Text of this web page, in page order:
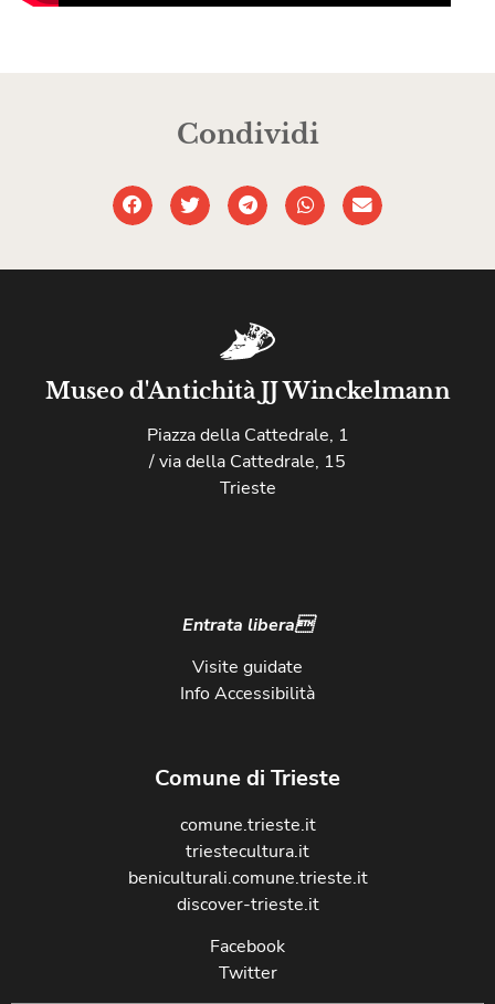
Condividi
Museo d'Antichità JJ Winckelmann
Piazza della Cattedrale, 1
/ via della Cattedrale, 15
Trieste
Entrata libera
Visite guidate
Info Accessibilità
Comune di Trieste
comune.trieste.it
triestecultura.it
beniculturali.comune.trieste.it
discover-trieste.it
Facebook
Twitter